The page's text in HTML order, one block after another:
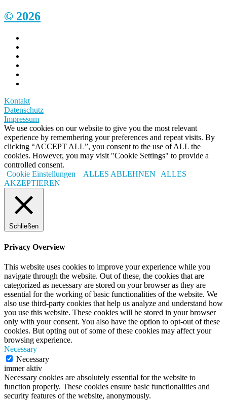
© 2026
Kontakt
Datenschutz
Impressum
We use cookies on our website to give you the most relevant
experience by remembering your preferences and repeat visits. By
clicking “ACCEPT ALL”, you consent to the use of ALL the
cookies. However, you may visit "Cookie Settings" to provide a
controlled consent.
Cookie Einstellungen
ALLES ABLEHNEN
ALLES
AKZEPTIEREN
Schließen
Privacy Overview
This website uses cookies to improve your experience while you
navigate through the website. Out of these, the cookies that are
categorized as necessary are stored on your browser as they are
essential for the working of basic functionalities of the website. We
also use third-party cookies that help us analyze and understand how
you use this website. These cookies will be stored in your browser
only with your consent. You also have the option to opt-out of these
cookies. But opting out of some of these cookies may affect your
browsing experience.
Necessary
Necessary
immer aktiv
Necessary cookies are absolutely essential for the website to
function properly. These cookies ensure basic functionalities and
security features of the website, anonymously.